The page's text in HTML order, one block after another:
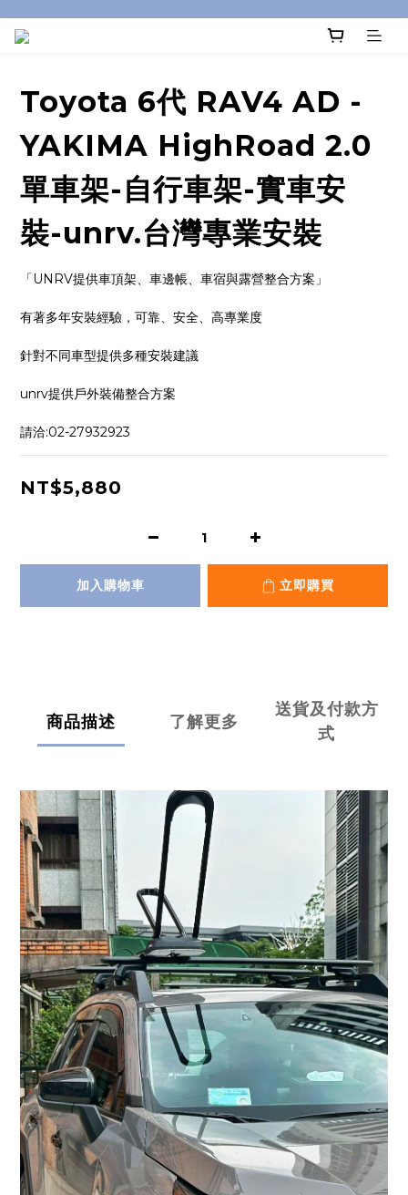
Toyota 6代 RAV4 AD -
YAKIMA HighRoad 2.0
單車架-自行車架-實車安
裝-unrv.台灣專業安裝
「UNRV提供車頂架、車邊帳、車宿與露營整合方案」
有著多年安裝經驗，可靠、安全、高專業度
針對不同車型提供多種安裝建議
unrv提供戶外裝備整合方案
請洽:02-27932923
NT$5,880
加入購物車 立即購買
商品描述 了解更多
送貨及付款方
式